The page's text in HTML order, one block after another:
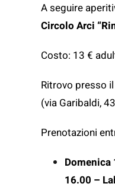
A seguire
Circolo Arci
Costo: 13 €
Ritrovo presso
(via Garibaldi,
Prenotazioni
16.00 –